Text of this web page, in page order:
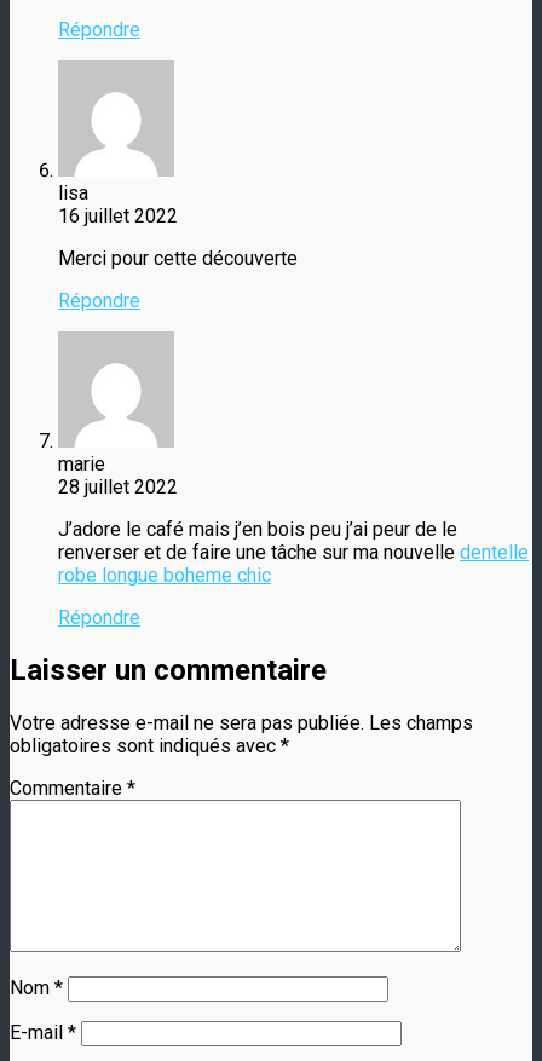
Répondre
lisa
16 juillet 2022
Merci pour cette découverte
Répondre
marie
28 juillet 2022
J’adore le café mais j’en bois peu j’ai peur de le
renverser et de faire une tâche sur ma nouvelle dentelle
robe longue boheme chic
Répondre
Laisser un commentaire
Votre adresse e-mail ne sera pas publiée. Les champs
obligatoires sont indiqués avec *
Commentaire *
Nom *
E-mail *